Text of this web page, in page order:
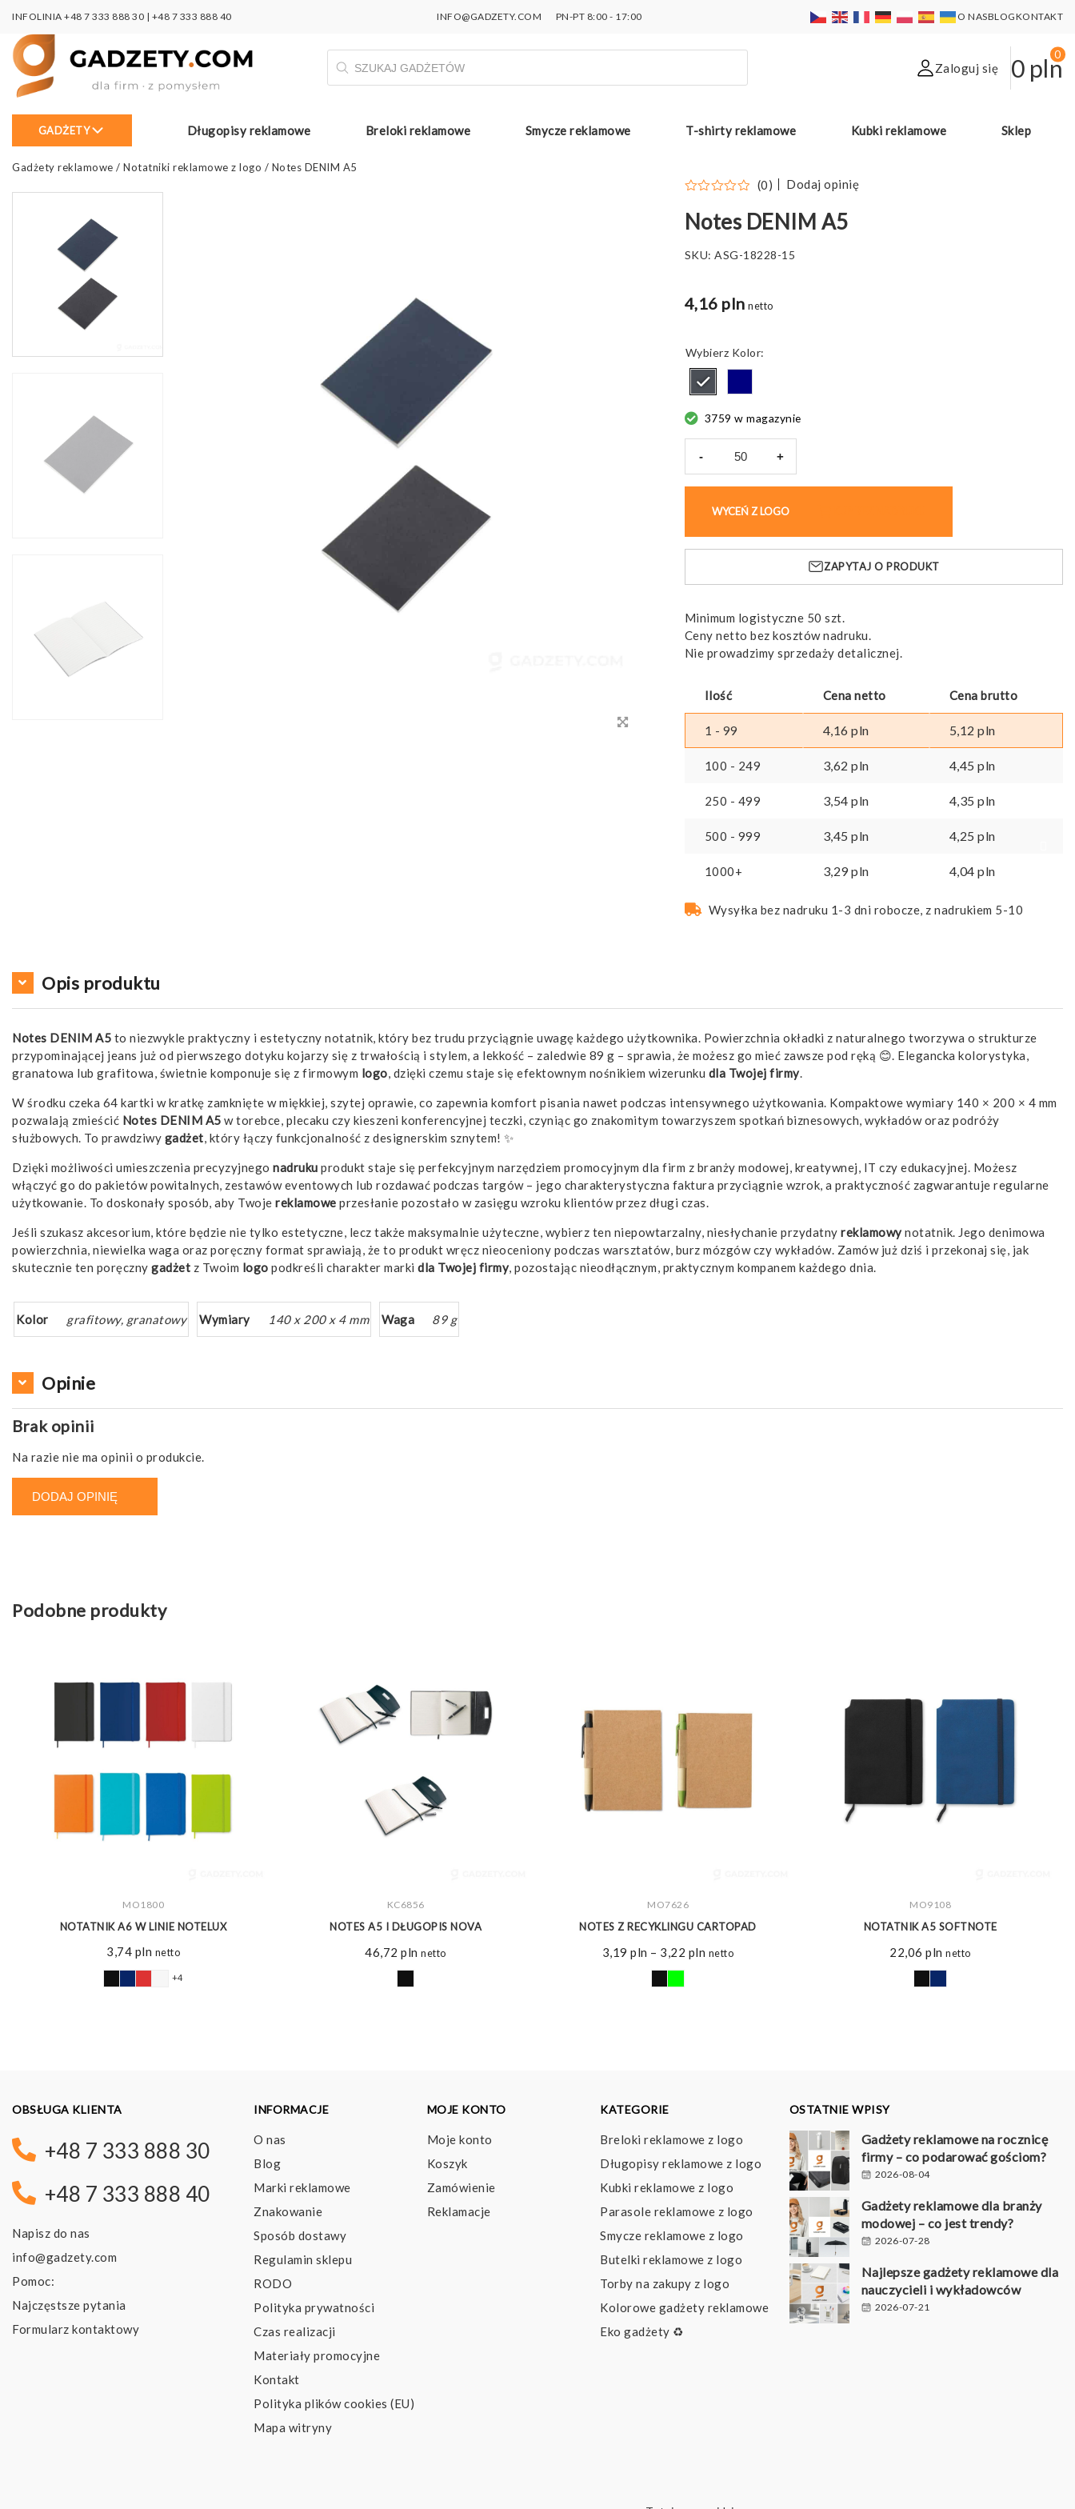
INFOLINIA +48 7 333 888 30 | +48 7 333 888 40 INFO@GADZETY.COM PN-PT 8:00 - 17:00 O NASBLOGKONTAKT
Wyszukiwarka
produktów
Zaloguj się 0 pln
0
GADŻETY Długopisy reklamowe Breloki reklamowe Smycze reklamowe T-shirty reklamowe Kubki reklamowe Sklep
Gadżety reklamowe / Notatniki reklamowe z logo / Notes DENIM A5
(0) Dodaj opinię
Notes DENIM A5
SKU:ASG-18228-15
4,16 pln netto
Kolor
3759 w magazynie
- +
WYCEŃ Z LOGO
ZAPYTAJ O PRODUKT
Minimum logistyczne 50 szt.
Ceny netto bez kosztów nadruku.
Nie prowadzimy sprzedaży detalicznej.
Ilość Cena netto Cena brutto
1 - 99 4,16pln 5,12pln
100 - 249 3,62pln 4,45pln
250 - 499 3,54pln 4,35pln
500 - 999 3,45pln 4,25pln
1000+ 3,29pln 4,04pln
Wysyłka bez nadruku 1-3 dni robocze, z nadrukiem 5-10
Opis produktu
Notes DENIM A5 to niezwykle praktyczny i estetyczny notatnik, który bez trudu przyciągnie uwagę każdego użytkownika. Powierzchnia okładki z naturalnego tworzywa o strukturze
przypominającej jeans już od pierwszego dotyku kojarzy się z trwałością i stylem, a lekkość – zaledwie 89 g – sprawia, że możesz go mieć zawsze pod ręką 😊. Elegancka kolorystyka,
granatowa lub grafitowa, świetnie komponuje się z firmowym logo , dzięki czemu staje się efektownym nośnikiem wizerunku dla Twojej firmy.
W środku czeka 64 kartki w kratkę zamknięte w miękkiej, szytej oprawie, co zapewnia komfort pisania nawet podczas intensywnego użytkowania. Kompaktowe wymiary 140 × 200 × 4 mm
pozwalają zmieścić Notes DENIM A5 w torebce, plecaku czy kieszeni konferencyjnej teczki, czyniąc go znakomitym towarzyszem spotkań biznesowych, wykładów oraz podróży
służbowych. To prawdziwy gadżet , który łączy funkcjonalność z designerskim sznytem! ✨
Dzięki możliwości umieszczenia precyzyjnego nadruku produkt staje się perfekcyjnym narzędziem promocyjnym dla firm z branży modowej, kreatywnej, IT czy edukacyjnej. Możesz
włączyć go do pakietów powitalnych, zestawów eventowych lub rozdawać podczas targów – jego charakterystyczna faktura przyciągnie wzrok, a praktyczność zagwarantuje regularne
użytkowanie. To doskonały sposób, aby Twoje reklamowe przesłanie pozostało w zasięgu wzroku klientów przez długi czas.
Jeśli szukasz akcesorium, które będzie nie tylko estetyczne, lecz także maksymalnie użyteczne, wybierz ten niepowtarzalny, niesłychanie przydatny reklamowynotatnik. Jego denimowa
powierzchnia, niewielka waga oraz poręczny format sprawiają, że to produkt wręcz nieoceniony podczas warsztatów, burz mózgów czy wykładów. Zamów już dziś i przekonaj się, jak
skutecznie ten poręczny gadżet z Twoim logo podkreśli charakter marki dla Twojej firmy, pozostając nieodłącznym, praktycznym kompanem każdego dnia.
Kolor grafitowy, granatowy Wymiary 140 x 200 x 4 mm Waga 89 g
Opinie
Brak opinii
Na razie nie ma opinii o produkcie.
DODAJ OPINIĘ
Podobne produkty
ZOBACZ WIĘCEJ
MO1800
NOTATNIK A6 W LINIE NOTELUX
3,74 pln netto
+4
ZOBACZ WIĘCEJ
KC6856
NOTES A5 I DŁUGOPIS NOVA
46,72pln netto
ZOBACZ WIĘCEJ
MO7626
NOTES Z RECYKLINGU CARTOPAD
3,19pln – 3,22 pln Zakres
netto
ZOBACZ WIĘCEJ
MO9108
NOTATNIK A5 SOFTNOTE
22,06pln netto
OBSŁUGA KLIENTA
+48 7 333 888 30
+48 7 333 888 40
Napisz do nas
info@gadzety.com
Pomoc:
Najczęstsze pytania
Formularz kontaktowy
INFORMACJE
O nas
Blog
Marki reklamowe
Znakowanie
Sposób dostawy
Regulamin sklepu
RODO
Polityka prywatności
Czas realizacji
Materiały promocyjne
Kontakt
Polityka plików cookies (EU)
Mapa witryny
MOJE KONTO
Moje konto
Koszyk
Zamówienie
Reklamacje
KATEGORIE
Breloki reklamowe z logo
Długopisy reklamowe z logo
Kubki reklamowe z logo
Parasole reklamowe z logo
Smycze reklamowe z logo
Butelki reklamowe z logo
Torby na zakupy z logo
Kolorowe gadżety reklamowe
Eko gadżety ♻️
OSTATNIE WPISY
Gadżety reklamowe na rocznicę
firmy – co podarować gościom?
2026-08-04
Gadżety reklamowe dla branży
modowej – co jest trendy?
2026-07-28
Najlepsze gadżety reklamowe dla
nauczycieli i wykładowców
2026-07-21